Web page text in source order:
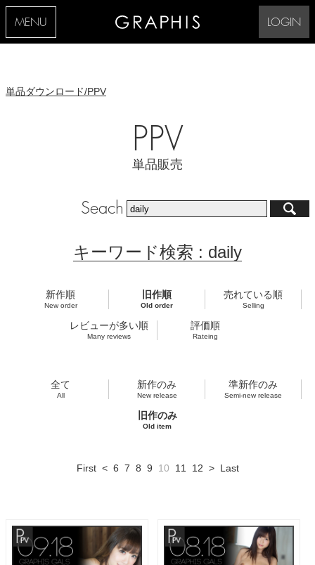
MENU LOGIN
単品ダウンロード/PPV
PPV
単品販売
Seach
キーワード検索 : daily
新作順
New order
旧作順
Old order
売れている順
Selling
レビューが多い順
Many reviews
評価順
Rateing
全て
All
新作のみ
New release
準新作のみ
Semi-new release
旧作のみ
Old item
First < 6 7 8 9 10 11 12 > Last